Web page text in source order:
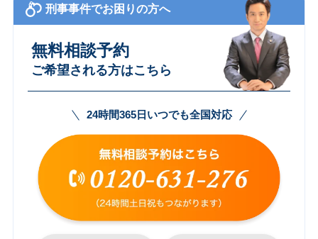
刑事事件でお困りの方へ
無料相談予約
ご希望される方はこちら
24時間365日いつでも全国対応